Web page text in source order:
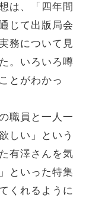
は、「四年間
じて出版局会
務について見
。いろいろ噂
とがわかっ
職員と一人一
しい」という
有澤さんを気
といった特集
くれるように